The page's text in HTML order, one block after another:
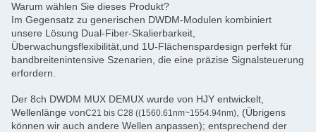
Warum wählen Sie dieses Produkt?
Im Gegensatz zu generischen DWDM-Modulen kombiniert
unsere Lösung Dual-Fiber-Skalierbarkeit,
Überwachungsflexibilität,und 1U-Flächenspardesign perfekt für
bandbreitenintensive Szenarien, die eine präzise Signalsteuerung
erfordern.
Der 8ch DWDM MUX DEMUX wurde von HJY entwickelt,
Wellenlänge vonC21 bis C28 ((1560.61nm~1554.94nm) , (Übrigens
können wir auch andere Wellen anpassen); entsprechend der